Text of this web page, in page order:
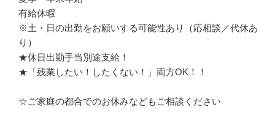
有給休暇
※土・日の出勤をお願いする可能性あり（応相談／代休あ
り）
★休日出勤手当別途支給！
★「残業したい！したくない！」両方OK！！
☆ご家庭の都合でのお休みなどもご相談ください